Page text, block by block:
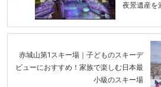
夜景遺産を
赤城山第1スキー場｜子どものスキーデ
ビューにおすすめ！家族で楽しむ日本最
小級のスキー場